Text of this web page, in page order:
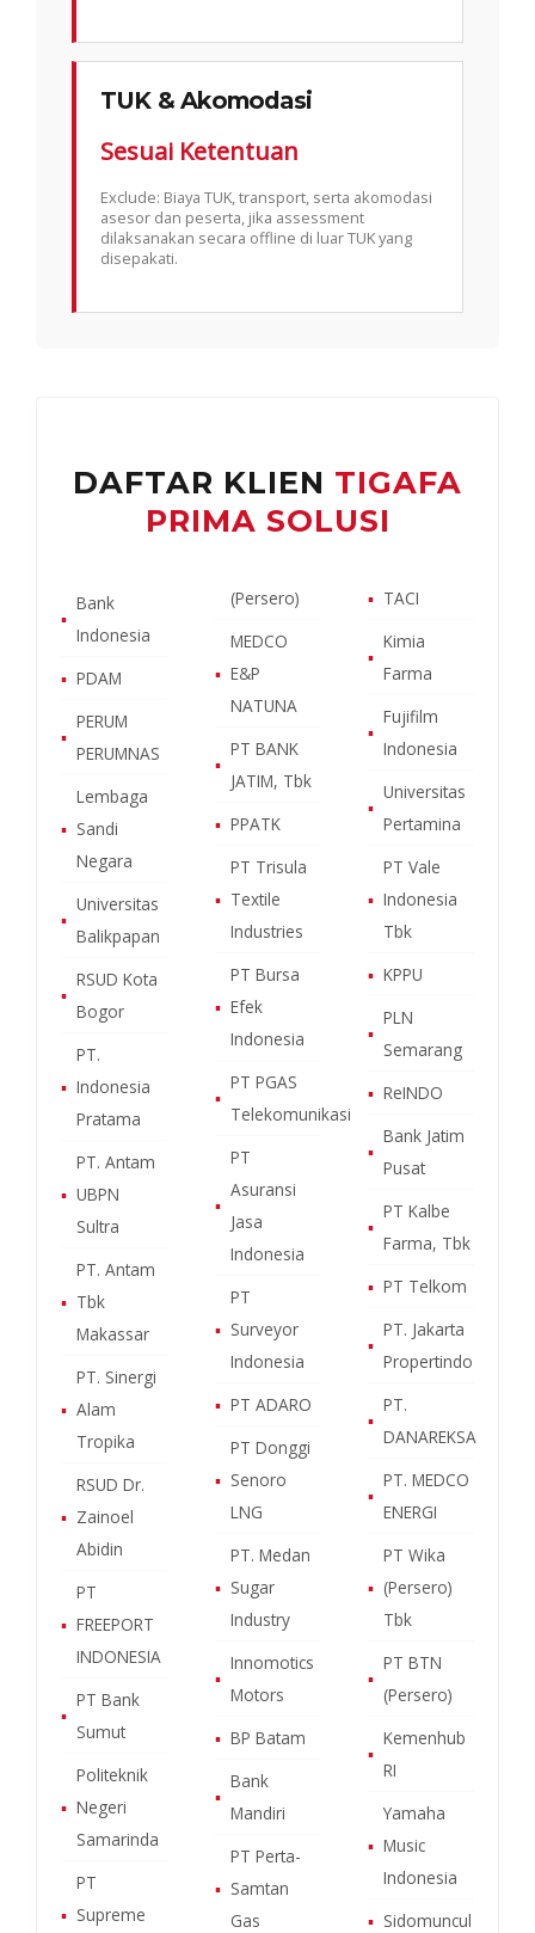
TUK & Akomodasi
Sesuai Ketentuan
Exclude: Biaya TUK, transport, serta akomodasi
asesor dan peserta, jika assessment
dilaksanakan secara offline di luar TUK yang
disepakati.
DAFTAR KLIEN TIGAFA
PRIMA SOLUSI
▪
Bank
Indonesia
▪ PDAM
▪
PERUM
PERUMNAS
▪
Lembaga
Sandi
Negara
▪
Universitas
Balikpapan
▪
RSUD Kota
Bogor
▪
PT.
Indonesia
Pratama
▪
PT. Antam
UBPN
Sultra
▪
PT. Antam
Tbk
Makassar
▪
PT. Sinergi
Alam
Tropika
▪
RSUD Dr.
Zainoel
Abidin
▪
PT
FREEPORT
INDONESIA
▪
PT Bank
Sumut
▪
Politeknik
Negeri
Samarinda
▪
PT
Supreme
(Persero)
▪
MEDCO
E&P
NATUNA
▪
PT BANK
JATIM, Tbk
▪ PPATK
▪
PT Trisula
Textile
Industries
▪
PT Bursa
Efek
Indonesia
▪
PT PGAS
Telekomunikasi
▪
PT
Asuransi
Jasa
Indonesia
▪
PT
Surveyor
Indonesia
▪ PT ADARO
▪
PT Donggi
Senoro
LNG
▪
PT. Medan
Sugar
Industry
▪
Innomotics
Motors
▪ BP Batam
▪
Bank
Mandiri
▪
PT Perta-
Samtan
Gas
▪ TACI
▪
Kimia
Farma
▪
Fujifilm
Indonesia
▪
Universitas
Pertamina
▪
PT Vale
Indonesia
Tbk
▪ KPPU
▪
PLN
Semarang
▪ ReINDO
▪
Bank Jatim
Pusat
▪
PT Kalbe
Farma, Tbk
▪ PT Telkom
▪
PT. Jakarta
Propertindo
▪
PT.
DANAREKSA
▪
PT. MEDCO
ENERGI
▪
PT Wika
(Persero)
Tbk
▪
PT BTN
(Persero)
▪
Kemenhub
RI
▪
Yamaha
Music
Indonesia
▪ Sidomuncul